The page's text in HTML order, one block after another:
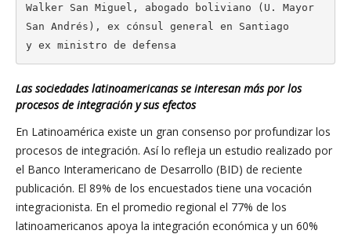
Walker San Miguel, abogado boliviano (U. Mayor
San Andrés), ex cónsul general en Santiago
y ex ministro de defensa
Las sociedades latinoamericanas se interesan más por los
procesos de integración y sus efectos
En Latinoamérica existe un gran consenso por profundizar los
procesos de integración. Así lo refleja un estudio realizado por
el Banco Interamericano de Desarrollo (BID) de reciente
publicación. El 89% de los encuestados tiene una vocación
integracionista. En el promedio regional el 77% de los
latinoamericanos apoya la integración económica y un 60%